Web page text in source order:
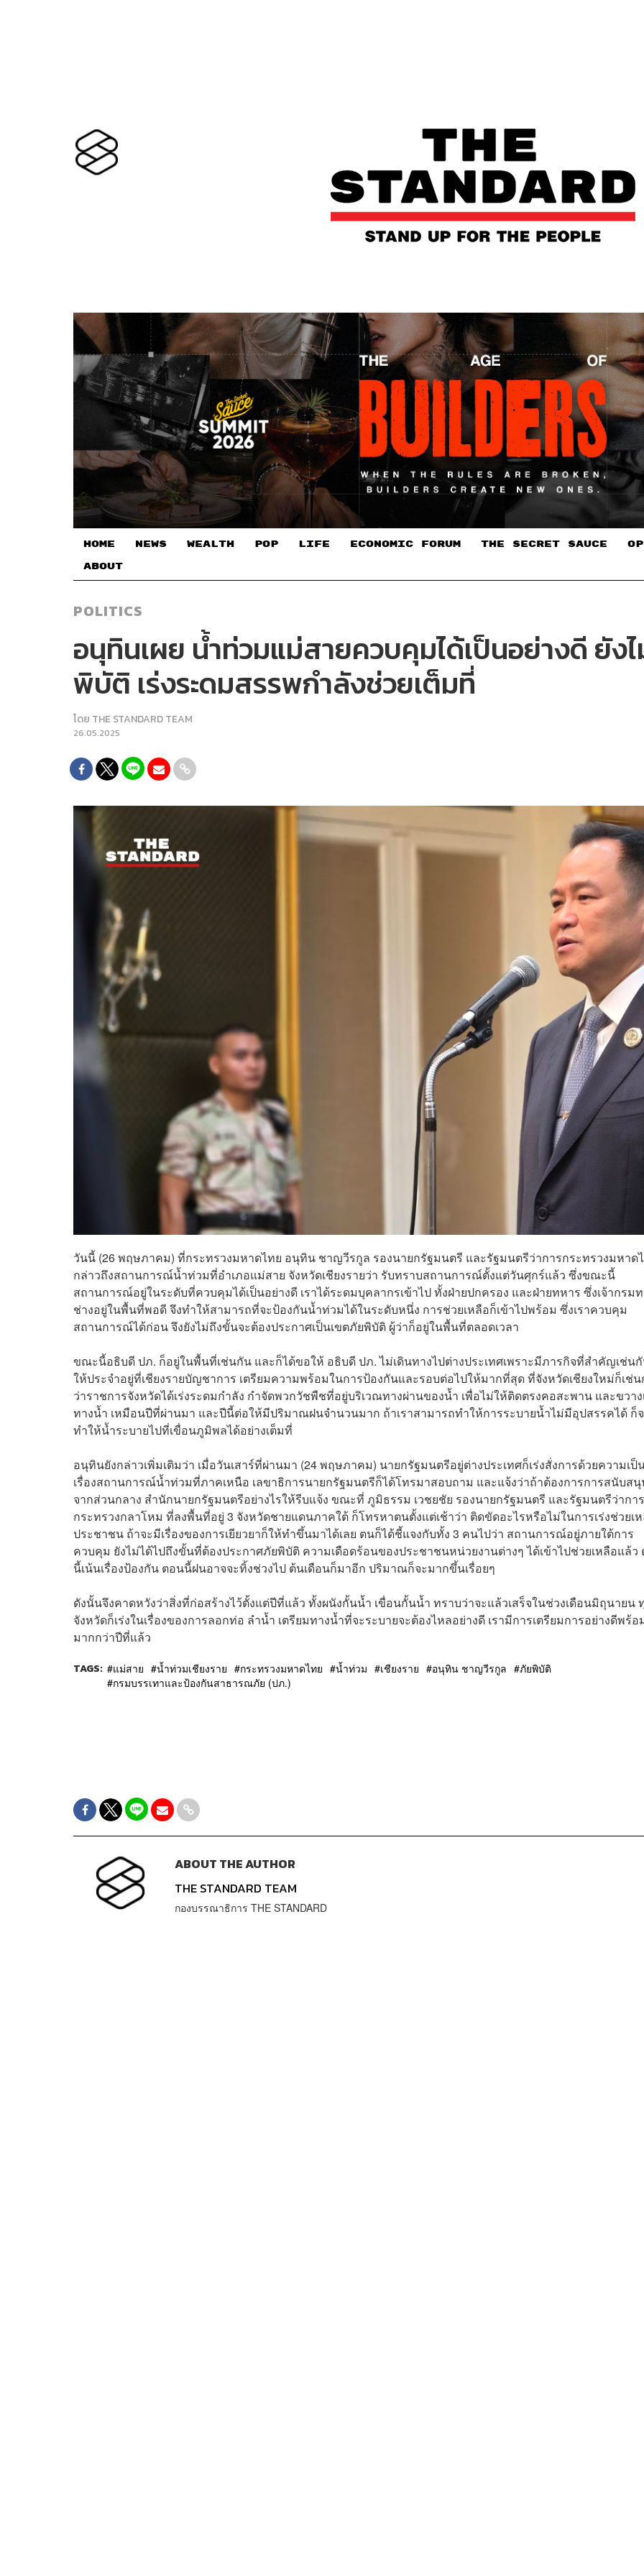
HOME NEWS WEALTH POP LIFE ECONOMIC FORUM THE SECRET SAUCE​
ABOUT
POLITICS
อนุทินเผย น้ำท่วมแม่สายควบคุมได้เป็นอย่างดี ยัง
พิบัติ เร่งระดมสรรพกำลังช่วยเต็มที่
โดย THE STANDARD TEAM
26.05.2025
วันนี้ (26 พฤษภาคม) ที่กระทรวงมหาดไทย อนุทิน ชาญวีรกูล รองนายกรัฐมนตรี และรัฐมนตรีว่าการกระทรวงมหาด
กล่าวถึงสถานการณ์น้ำท่วมที่อำเภอแม่สาย จังหวัดเชียงรายว่า รับทราบสถานการณ์ตั้งแต่วันศุกร์แล้ว ซึ่งขณะนี้
สถานการณ์อยู่ในระดับที่ควบคุมได้เป็นอย่างดี เราได้ระดมบุคลากรเข้าไป ทั้งฝ่ายปกครอง และฝ่ายทหาร ซึ่งเจ้ากรม
ช่างอยู่ในพื้นที่พอดี จึงทำให้สามารถที่จะป้องกันน้ำท่วมได้ในระดับหนึ่ง การช่วยเหลือก็เข้าไปพร้อม ซึ่งเราควบคุม
สถานการณ์ได้ก่อน จึงยังไม่ถึงขั้นจะต้องประกาศเป็นเขตภัยพิบัติ ผู้ว่าก็อยู่ในพื้นที่ตลอดเวลา
ขณะนี้อธิบดี ปภ. ก็อยู่ในพื้นที่เช่นกัน และก็ได้ขอให้ อธิบดี ปภ. ไม่เดินทางไปต่างประเทศเพราะมีภารกิจที่สำคัญเช่น
ให้ประจำอยู่ที่เชียงรายบัญชาการ เตรียมความพร้อมในการป้องกันและรอบต่อไปให้มากที่สุด ที่จังหวัดเชียงใหม่ก็เช่
ว่าราชการจังหวัดได้เร่งระดมกำลัง กำจัดพวกวัชพืชที่อยู่บริเวณทางผ่านของน้ำ เพื่อไม่ให้ติดตรงคอสะพาน และขวาง
ทางน้ำ เหมือนปีที่ผ่านมา และปีนี้ต่อให้มีปริมาณฝนจำนวนมาก ถ้าเราสามารถทำให้การระบายน้ำไม่มีอุปสรรคได้ ก็
ทำให้น้ำระบายไปที่เขื่อนภูมิพลได้อย่างเต็มที่
อนุทินยังกล่าวเพิ่มเติมว่า เมื่อวันเสาร์ที่ผ่านมา (24 พฤษภาคม) นายกรัฐมนตรีอยู่ต่างประเทศก็เร่งสั่งการด้วยความเป็
เรื่องสถานการณ์น้ำท่วมที่ภาคเหนือ เลขาธิการนายกรัฐมนตรีก็ได้โทรมาสอบถาม และแจ้งว่าถ้าต้องการการสนับส
จากส่วนกลาง สำนักนายกรัฐมนตรีอย่างไรให้รีบแจ้ง ขณะที่ ภูมิธรรม เวชยชัย รองนายกรัฐมนตรี และรัฐมนตรีว่าการ
กระทรวงกลาโหม ที่ลงพื้นที่อยู่ 3 จังหวัดชายแดนภาคใต้ ก็โทรหาตนตั้งแต่เช้าว่า ติดขัดอะไรหรือไม่ในการเร่งช่วยเ
ประชาชน ถ้าจะมีเรื่องของการเยียวยาก็ให้ทำขึ้นมาได้เลย ตนก็ได้ชี้แจงกับทั้ง 3 คนไปว่า สถานการณ์อยู่ภายใต้การ
ควบคุม ยังไม่ได้ไปถึงขั้นที่ต้องประกาศภัยพิบัติ ความเดือดร้อนของประชาชนหน่วยงานต่างๆ ได้เข้าไปช่วยเหลือแล้ว
นี้เน้นเรื่องป้องกัน ตอนนี้ฝนอาจจะทิ้งช่วงไป ต้นเดือนก็มาอีก ปริมาณก็จะมากขึ้นเรื่อยๆ
ดังนั้นจึงคาดหวังว่าสิ่งที่ก่อสร้างไว้ตั้งแต่ปีที่แล้ว ทั้งผนังกั้นน้ำ เขื่อนกั้นน้ำ ทราบว่าจะแล้วเสร็จในช่วงเดือนมิถุนายน
จังหวัดก็เร่งในเรื่องของการลอกท่อ ลำน้ำ เตรียมทางน้ำที่จะระบายจะต้องไหลอย่างดี เรามีการเตรียมการอย่างดีพร้อ
มากกว่าปีที่แล้ว
TAGS: แม่สาย น้ำท่วมเชียงราย กระทรวงมหาดไทย น้ำท่วม เชียงราย อนุทิน ชาญวีรกูล
ภัยพิบัติ
กรมบรรเทาและป้องกันสาธารณภัย (ปภ.)
ABOUT THE AUTHOR
THE STANDARD TEAM
กองบรรณาธิการ THE STANDARD